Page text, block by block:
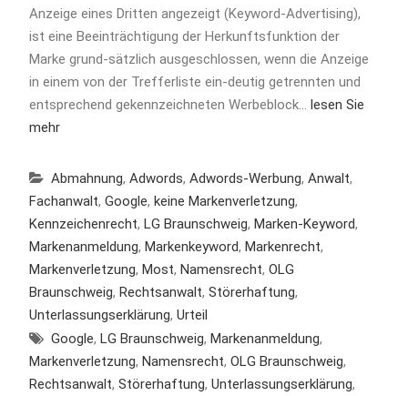
Anzeige eines Dritten angezeigt (Keyword-Advertising),
ist eine Beeinträchtigung der Herkunftsfunktion der
Marke grund-sätzlich ausgeschlossen, wenn die Anzeige
in einem von der Trefferliste ein-deutig getrennten und
entsprechend gekennzeichneten Werbeblock… lesen Sie
mehr
Abmahnung, Adwords, Adwords-Werbung, Anwalt,
Fachanwalt, Google, keine Markenverletzung,
Kennzeichenrecht, LG Braunschweig, Marken-Keyword,
Markenanmeldung, Markenkeyword, Markenrecht,
Markenverletzung, Most, Namensrecht, OLG
Braunschweig, Rechtsanwalt, Störerhaftung,
Unterlassungserklärung, Urteil
Google, LG Braunschweig, Markenanmeldung,
Markenverletzung, Namensrecht, OLG Braunschweig,
Rechtsanwalt, Störerhaftung, Unterlassungserklärung,